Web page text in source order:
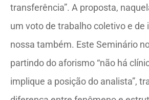
transferência”. A proposta,
um voto de trabalho coletivo e de
nossa também. Este Seminário
partindo do aforismo “não há
implique a posição do analista”,